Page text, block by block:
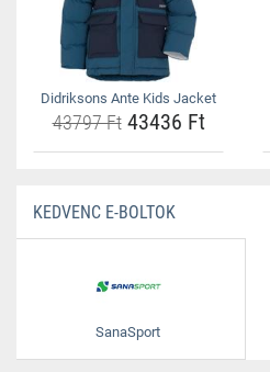
Didriksons Ante Kids Jacket
43797 Ft43436 Ft
KEDVENC E-BOLTOK
SanaSport